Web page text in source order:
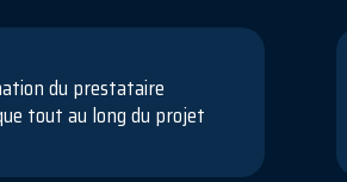
du prestataire
tout au long du projet